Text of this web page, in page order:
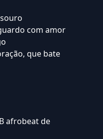
com amor
que bate
afrobeat de